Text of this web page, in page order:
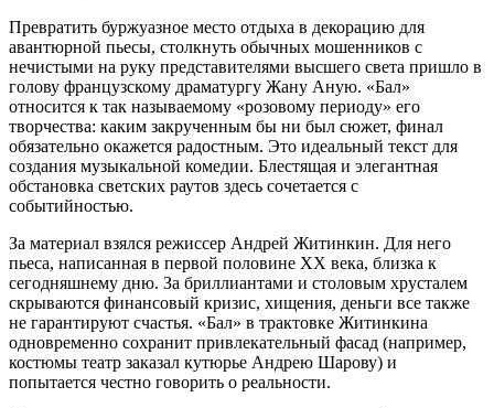
Превратить буржуазное место отдыха в декорацию для
авантюрной пьесы, столкнуть обычных мошенников с
нечистыми на руку представителями высшего света пришло в
голову французскому драматургу Жану Аную. «Бал»
относится к так называемому «розовому периоду» его
творчества: каким закрученным бы ни был сюжет, финал
обязательно окажется радостным. Это идеальный текст для
создания музыкальной комедии. Блестящая и элегантная
обстановка светских раутов здесь сочетается с
событийностью.
За материал взялся режиссер Андрей Житинкин. Для него
пьеса, написанная в первой половине ХХ века, близка к
сегодняшнему дню. За бриллиантами и столовым хрусталем
скрываются финансовый кризис, хищения, деньги все также
не гарантируют счастья. «Бал» в трактовке Житинкина
одновременно сохранит привлекательный фасад (например,
костюмы театр заказал кутюрье Андрею Шарову) и
попытается честно говорить о реальности.